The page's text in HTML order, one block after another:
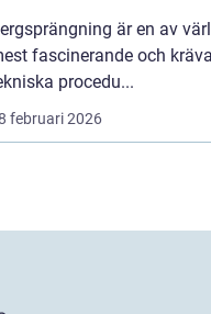
är en av
fascinerande och
procedu...
februari 2026